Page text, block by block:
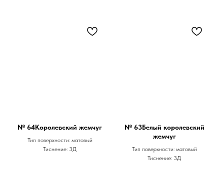
№ 64Королевский жемчуг
Тип поверхности: матовый
Тиснение: 3Д
№ 63Белый королевский
жемчуг
Тип поверхности: матовый
Тиснение: 3Д